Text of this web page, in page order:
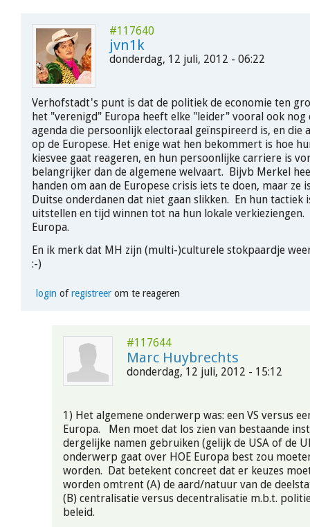
#117640
jvn1k
donderdag, 12 juli, 2012 - 06:22
Verhofstadt's punt is dat de politiek de economie ten
het "verenigd" Europa heeft elke "leider" vooral ook nog
agenda die persoonlijk electoraal geïnspireerd is, en die
op de Europese. Het enige wat hen bekommert is hoe
kiesvee gaat reageren, en hun persoonlijke carriere is
belangrijker dan de algemene welvaart. Bijvb Merkel
handen om aan de Europese crisis iets te doen, maar ze
Duitse onderdanen dat niet gaan slikken. En hun tactiek
uitstellen en tijd winnen tot na hun lokale
Europa.
En ik merk dat MH zijn (multi-)culturele stokpaardje
:-)
login ofregistreerom te reageren
#117644
Marc Huybrechts
donderdag, 12 juli, 2012 - 15:12
1) Het algemene onderwerp was: een VS versus
Europa. Men moet dat los zien van bestaande
dergelijke namen gebruiken (gelijk de USA of de
onderwerp gaat over HOE Europa best zou
worden. Dat betekent concreet dat er keuzes
worden omtrent (A) de aard/natuur van de
(B) centralisatie versus decentralisatie m.b.t.
beleid.